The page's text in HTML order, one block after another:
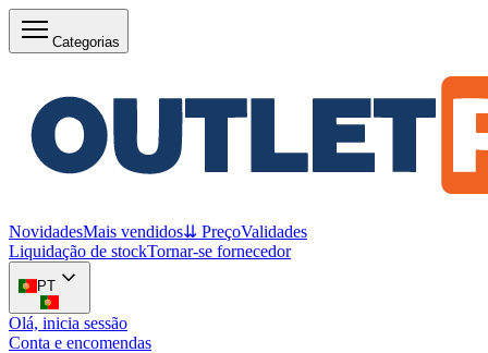
Categorias
NovidadesMais vendidos⇊ PreçoValidades
Liquidação de stockTornar-se fornecedor
PT
Olá, inicia sessão
Conta e encomendas